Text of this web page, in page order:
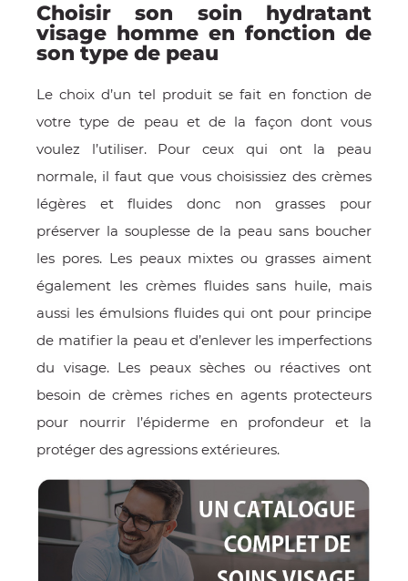
Choisir son soin hydratant
visage homme en fonction de
son type de peau
Le choix d’un tel produit se fait en fonction de
votre type de peau et de la façon dont vous
voulez l’utiliser. Pour ceux qui ont la peau
normale, il faut que vous choisissiez des crèmes
légères et fluides donc non grasses pour
préserver la souplesse de la peau sans boucher
les pores. Les peaux mixtes ou grasses aiment
également les crèmes fluides sans huile, mais
aussi les émulsions fluides qui ont pour principe
de matifier la peau et d’enlever les imperfections
du visage. Les peaux sèches ou réactives ont
besoin de crèmes riches en agents protecteurs
pour nourrir l’épiderme en profondeur et la
protéger des agressions extérieures.